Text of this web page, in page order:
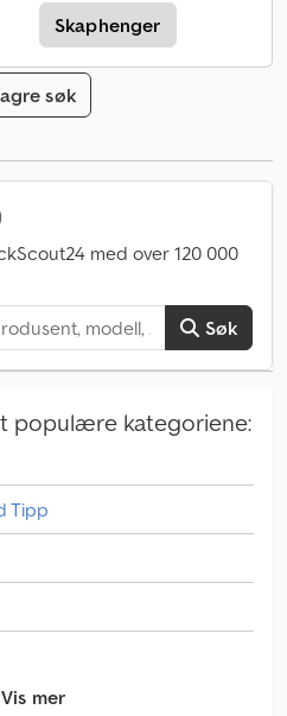
Skaphenger
søk
med over 120 000
Søk
populære kategoriene:
Tipp
Vis mer